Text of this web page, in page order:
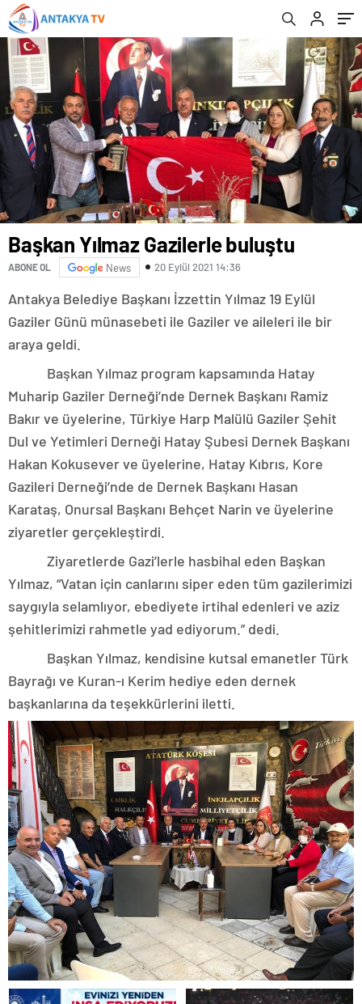
Başkan Yılmaz Gazilerle buluştu
ABONE OL News 20 Eylül 2021 14:36
Antakya Belediye Başkanı İzzettin Yılmaz 19 Eylül
Gaziler Günü münasebeti ile Gaziler ve aileleri ile bir
araya geldi.
Başkan Yılmaz program kapsamında Hatay
Muharip Gaziler Derneği’nde Dernek Başkanı Ramiz
Bakır ve üyelerine, Türkiye Harp Malülü Gaziler Şehit
Dul ve Yetimleri Derneği Hatay Şubesi Dernek Başkanı
Hakan Kokusever ve üyelerine, Hatay Kıbrıs, Kore
Gazileri Derneği’nde de Dernek Başkanı Hasan
Karataş, Onursal Başkanı Behçet Narin ve üyelerine
ziyaretler gerçekleştirdi.
Ziyaretlerde Gazi’lerle hasbihal eden Başkan
Yılmaz, “Vatan için canlarını siper eden tüm gazilerimizi
saygıyla selamlıyor, ebediyete irtihal edenleri ve aziz
şehitlerimizi rahmetle yad ediyorum.” dedi.
Başkan Yılmaz, kendisine kutsal emanetler Türk
Bayrağı ve Kuran-ı Kerim hediye eden dernek
başkanlarına da teşekkürlerini iletti.